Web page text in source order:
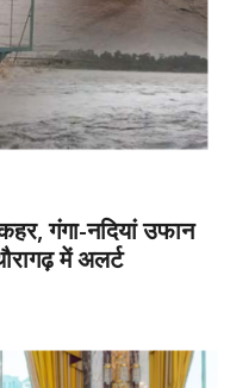
गंगा-नदियां उफान
में अलर्ट